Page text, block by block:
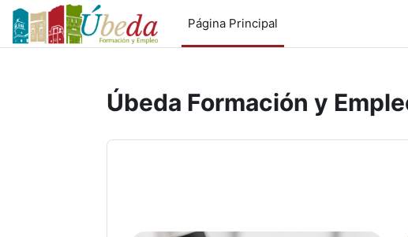
Salta al contenido principal
Página Principal
Úbeda Formación y